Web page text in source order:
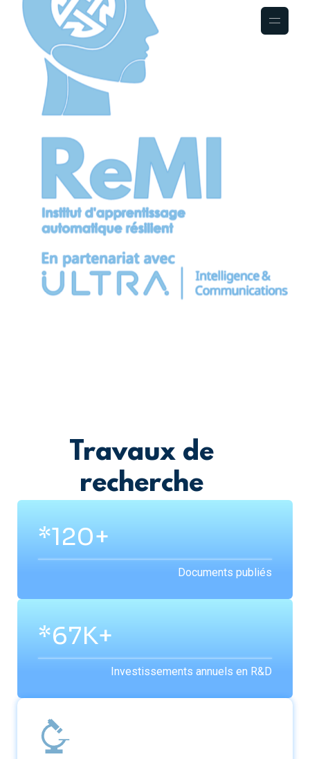
Travaux de
recherche
*200+
Documents publiés
*200K+
Investissements annuels en R&D